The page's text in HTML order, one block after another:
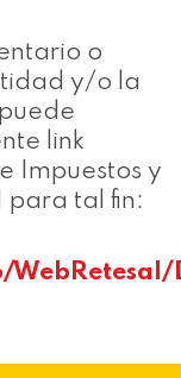
o
y/o la
link
Impuestos y
para tal fin: